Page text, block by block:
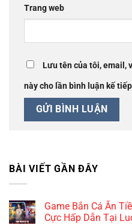
Trang web
Lưu tên của tôi, email,
này cho lần bình luận kế
BÀI VIẾT GẦN ĐÂY
Game Bắn Cá Ăn
Cực Hấp Dẫn Tại